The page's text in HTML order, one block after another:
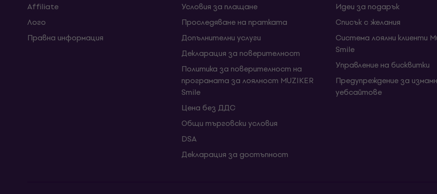
Affiliate
Лого
Правна информация
Условия за плащане
Проследяване на пратката
Допълнителни услуги
Декларация за поверителност
Политика за поверителност на
програмата за лоялност MUZIKER
Smile
Цена без ДДС
Общи търговски условия
DSA
Декларация за достъпност
Идеи за подарък
Списък с желания
Система лоялни клиенти
Smile
Управление на бисквитки
Предупреждение за
уебсайтове